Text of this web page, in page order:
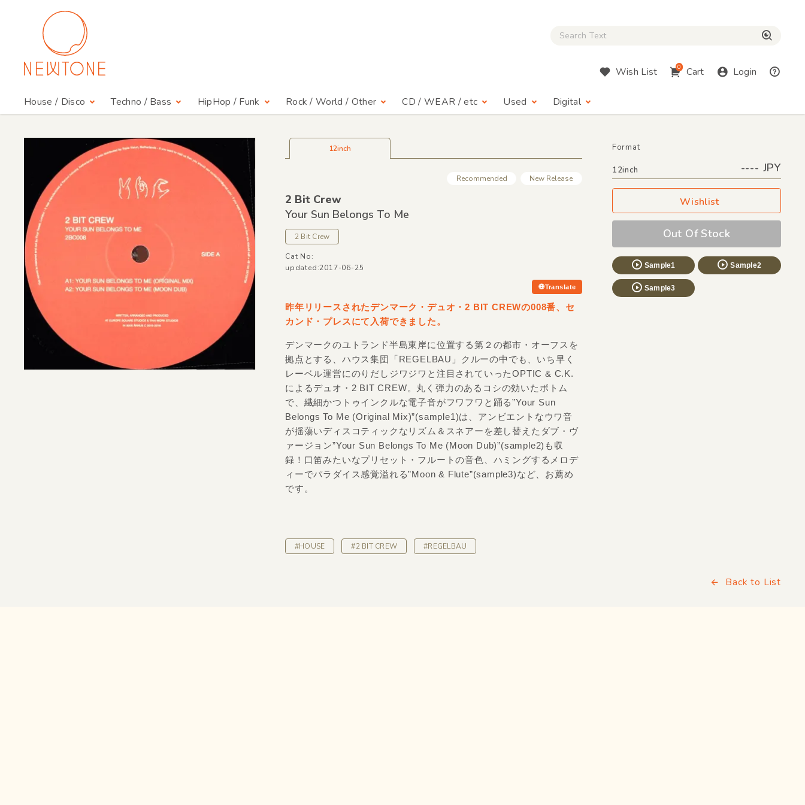
Close Search box
Wish List 0 Cart Login
House / Disco Techno / Bass HipHop / Funk Rock / World / Other CD / WEAR / etc Used Digital
12inch
Recommended New Release
2 Bit Crew
Your Sun Belongs To Me
2 Bit Crew
Cat No:
updated:2017-06-25
Translate
Format
12inch ---- JPY
Wishlist
Out Of Stock
Sample1 Sample2
Sample3
昨年リリースされたデンマーク・デュオ・2 BIT CREWの008番、セ
カンド・プレスにて入荷できました。
デンマークのユトランド半島東岸に位置する第２の都市・オーフスを
拠点とする、ハウス集団「REGELBAU」クルーの中でも、いち早く
レーベル運営にのりだしジワジワと注目されていったOPTIC & C.K.
によるデュオ・2 BIT CREW。丸く弾力のあるコシの効いたボトム
で、繊細かつトゥインクルな電子音がフワフワと踊る”Your Sun
Belongs To Me (Original Mix)”(sample1)は、アンビエントなウワ音
が揺蕩いディスコティックなリズム＆スネアーを差し替えたダブ・ヴ
ァージョン”Your Sun Belongs To Me (Moon Dub)”(sample2)も収
録！口笛みたいなプリセット・フルートの音色、ハミングするメロデ
ィーでパラダイス感覚溢れる”Moon & Flute”(sample3)など、お薦め
です。
#HOUSE #2 BIT CREW #REGELBAU
Back to List